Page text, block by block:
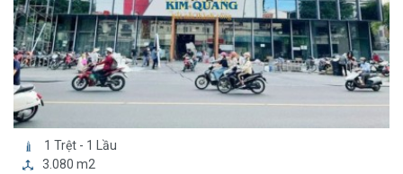
1 Trệt - 1 Lầu
3.080 m2